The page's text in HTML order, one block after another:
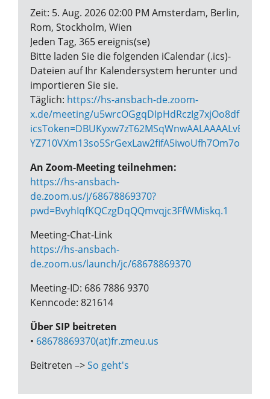
Zeit: 5. Aug. 2026 02:00 PM Amsterdam, Berlin,
Rom, Stockholm, Wien
Jeden Tag, 365 ereignis(se)
Bitte laden Sie die folgenden iCalendar (.ics)-
Dateien auf Ihr Kalendersystem herunter und
importieren Sie sie.
Täglich: https://hs-ansbach-de.zoom-
x.de/meeting/
An Zoom-Meeting teilnehmen:
https://hs-ansbach-
de.zoom.us/j/68678869370?
pwd=BvyhIqfKQCzgDqQQmvqjc3FfWMiskq.1
Meeting-Chat-Link
https://hs-ansbach-
de.zoom.us/launch/jc/68678869370
Meeting-ID: 686 7886 9370
Kenncode: 821614
Über SIP beitreten
• 68678869370(at)fr.zmeu.us
Beitreten –>So geht's